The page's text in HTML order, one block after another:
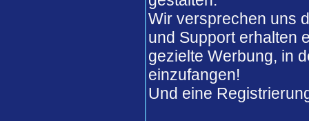
Wir versprechen uns
und Support erhalten
gezielte Werbung, in
einzufangen!
Und eine